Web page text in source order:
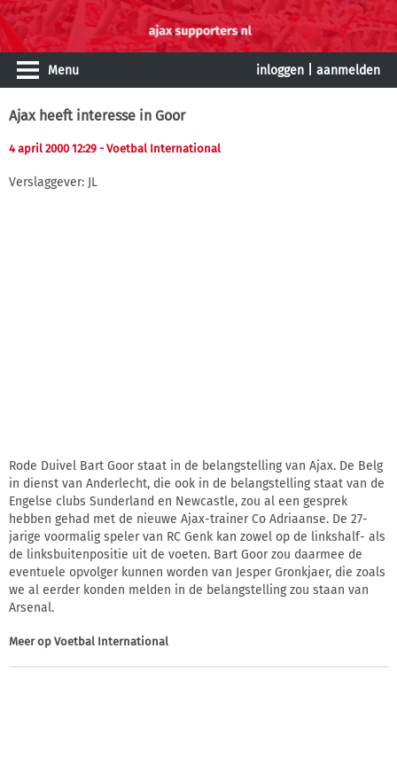
Menu inloggen aanmelden
Ajax heeft interesse in Goor
4 april 2000 12:29 - Voetbal International
Verslaggever: JL
Rode Duivel Bart Goor staat in de belangstelling van Ajax. De Belg
in dienst van Anderlecht, die ook in de belangstelling staat van de
Engelse clubs Sunderland en Newcastle, zou al een gesprek
hebben gehad met de nieuwe Ajax-trainer Co Adriaanse. De 27-
jarige voormalig speler van RC Genk kan zowel op de linkshalf- als
de linksbuitenpositie uit de voeten. Bart Goor zou daarmee de
eventuele opvolger kunnen worden van Jesper Gronkjaer, die zoals
we al eerder konden melden in de belangstelling zou staan van
Arsenal.
Meer op Voetbal International